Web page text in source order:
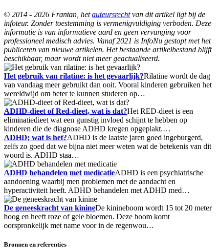
© 2014 - 2026 Frantan, hetauteursrechtvan dit artikel ligt bij de
infoteur. Zonder toestemming is vermenigvuldiging verboden. Deze
informatie is van informatieve aard en geen vervanging voor
professioneel medisch advies. Vanaf 2021 is InfoNu gestopt met het
publiceren van nieuwe artikelen. Het bestaande artikelbestand blijft
beschikbaar, maar wordt niet meer geactualiseerd.
Het gebruik van rilatine: is het gevaarlijk?Rilatine wordt de dag
van vandaag meer gebruikt dan ooit. Vooral kinderen gebruiken het
wereldwijd om beter te kunnen studeren op…
ADHD-dieet of Red-dieet, wat is dat?Het RED-dieet is een
eliminatiedieet wat een gunstig invloed schijnt te hebben op
kinderen die de diagnose ADHD kregen opgeplakt.…
ADHD; wat is het?ADHD is de laatste jaren goed ingeburgerd,
zelfs zo goed dat we bijna niet meer weten wat de betekenis van dit
woord is. ADHD staa…
ADHD behandelen met medicatieADHD is een psychiatrische
aandoening waarbij men problemen met de aandacht en
hyperactiviteit heeft. ADHD behandelen met ADHD med…
De geneeskracht van kinineDe kinineboom wordt 15 tot 20 meter
hoog en heeft roze of gele bloemen. Deze boom komt
oorspronkelijk met name voor in de regenwou…
Bronnen en referenties